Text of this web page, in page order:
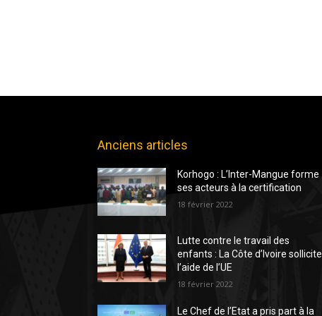
Anciens articles
Korhogo : L’Inter-Mangue forme
ses acteurs à la certification
18 février 2022
Lutte contre le travail des
enfants : La Côte d’Ivoire sollicite
l’aide de l’UE
18 février 2022
Le Chef de l’Etat a pris part à la